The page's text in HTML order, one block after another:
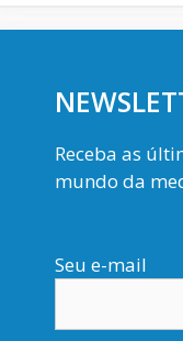
Receba as
mundo da
Seu e-mail